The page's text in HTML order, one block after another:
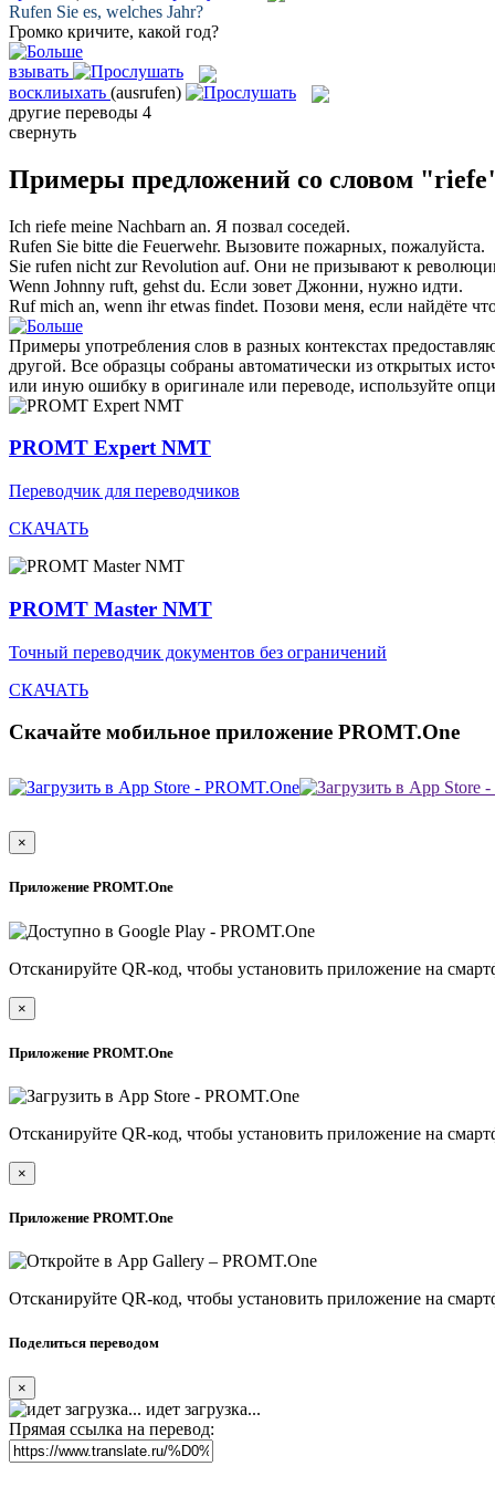
Rufen Sie es, welches Jahr?
Громко кричите, какой год?
взывать
восклиыхать (ausrufen)
другие переводы 4
свернуть
Примеры предложений со словом
Ich riefe meine Nachbarn an. Я позвал соседей.
Rufen Sie bitte die Feuerwehr. Вызовите пожарных, пожалуйста.
Sie rufen nicht zur Revolution auf. Они не призывают к
Wenn Johnny ruft, gehst du. Если зовет Джонни, нужно идти.
Rufmich an, wenn ihr etwas findet. Позови меня, если найдёте
Примеры употребления слов в разных контекстах
другой. Все образцы собраны автоматически из открытых
или иную ошибку в оригинале или переводе, используйте
PROMT Expert NMT
Переводчик для переводчиков
СКАЧАТЬ
PROMT Master NMT
Точный переводчик документов без ограничений
СКАЧАТЬ
Скачайте мобильное приложение PROMT.One
×
Приложение PROMT.One
Отсканируйте QR-код, чтобы установить приложение на
×
Приложение PROMT.One
Отсканируйте QR-код, чтобы установить приложение на
×
Приложение PROMT.One
Отсканируйте QR-код, чтобы установить приложение на
Поделиться переводом
×
идет загрузка...
Прямая ссылка на перевод: